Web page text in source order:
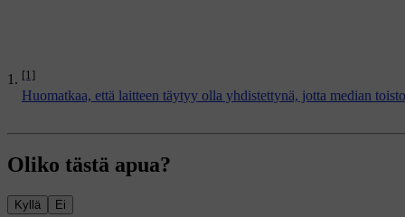
[1]
Huomatkaa, että laitteen täytyy olla yhdistettynä, jotta median
Oliko tästä apua?
Kyllä Ei